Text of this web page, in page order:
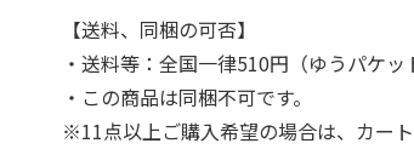
【送料、同梱の可否】
・送料等：全国一律510円（ゆうパケッ
・この商品は同梱不可です。
※11点以上ご購入希望の場合は、カー